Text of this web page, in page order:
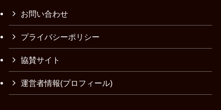
お問い合わせ
プライバシーポリシー
協賛サイト
運営者情報(プロフィール)